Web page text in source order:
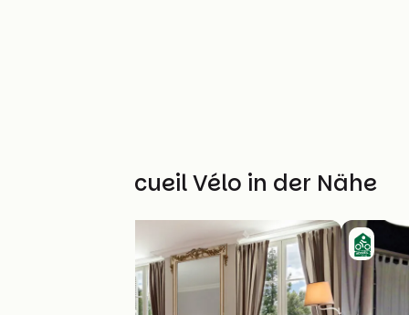
Weitere Accueil Vélo in der Nähe